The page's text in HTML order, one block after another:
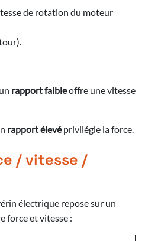
de rotation du moteur
rapport faibleoffre une vitesse
rapport élevéprivilégie la force.
/ vitesse /
électrique repose sur un
force et vitesse :